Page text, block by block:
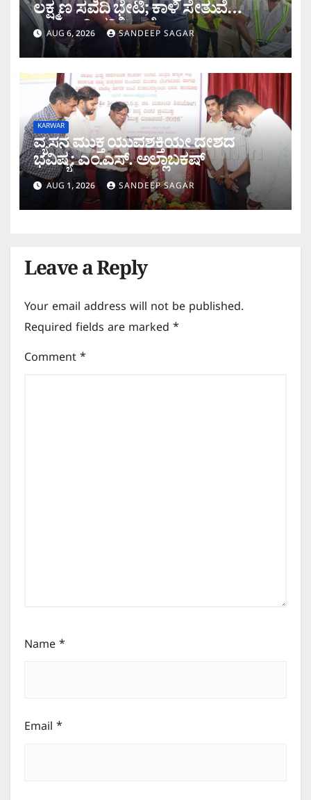
ಲಕ್ಷ್ಮಣ ಸವದಿ ಭೇಟಿ; ಕಾಳಿ ಸೇತುವೆ
ಕಾಮಗಾರಿ ಪರಿಶೀಲನೆ
AUG 6, 2026 SANDEEP SAGAR
KARWAR
ವ್ಯಸನ ಮುಕ್ತ ಯುವಶಕ್ತಿಯೇ ದೇಶದ
ಭವಿಷ್ಯ: ಎಂ.ಎಸ್. ಅಲ್ಲಾಬಕಷ್
AUG 1, 2026 SANDEEP SAGAR
Leave a Reply
Your email address will not be published.
Required fields are marked *
Comment *
Name *
Email *